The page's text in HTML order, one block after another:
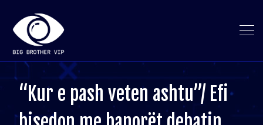
“Kur e pash veten ashtu”/ Efi